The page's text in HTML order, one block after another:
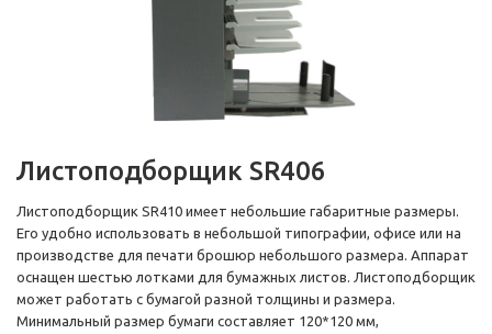
Листоподборщик SR406
Листоподборщик SR410 имеет небольшие габаритные размеры.
Его удобно использовать в небольшой типографии, офисе или на
производстве для печати брошюр небольшого размера. Аппарат
оснащен шестью лотками для бумажных листов. Листоподборщик
может работать с бумагой разной толщины и размера.
Минимальный размер бумаги составляет 120*120 мм,